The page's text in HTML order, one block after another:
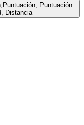
Puntuación
Distancia